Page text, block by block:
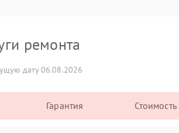
ремонта
дату 06.08.2026
Гарантия Стоимость